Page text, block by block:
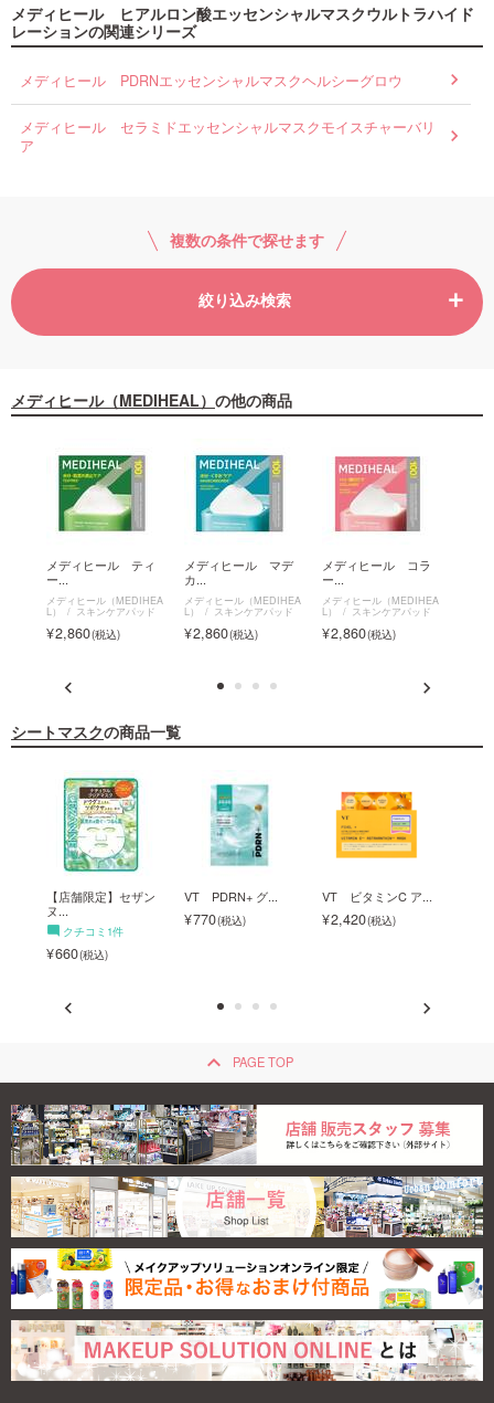
メディヒール ヒアルロン酸エッセンシャルマスクウルトラハイド
レーションの関連シリーズ
メディヒール PDRNエッセンシャルマスクヘルシーグロウ
メディヒール セラミドエッセンシャルマスクモイスチャーバリ
ア
複数の条件で探せます
絞り込み検索
メディヒール（MEDIHEAL） の他の商品
メディヒール ティ
ー...
メディヒール（MEDIHEA
L） スキンケアパッド
2,860
メディヒール マデ
カ...
メディヒール（MEDIHEA
L） スキンケアパッド
2,860
メディヒール コラ
ー...
メディヒール（MEDIHEA
L） スキンケアパッド
2,860
シートマスクの商品一覧
【店舗限定】セザン
ヌ...
クチコミ1件
660
VT PDRN+ グ...
770
VT ビタミンC ア...
2,420
keyboard_arrow_up PAGE TOP